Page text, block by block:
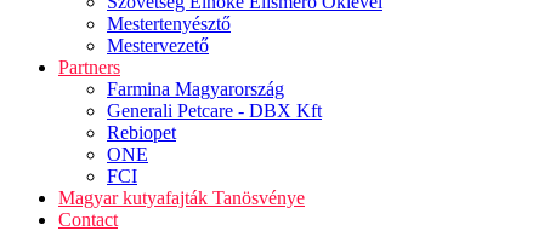
Mestertenyésztő
Mestervezető
Partners
Farmina Magyarország
Generali Petcare - DBX Kft
Rebiopet
ONE
FCI
Magyar kutyafajták Tanösvénye
Contact